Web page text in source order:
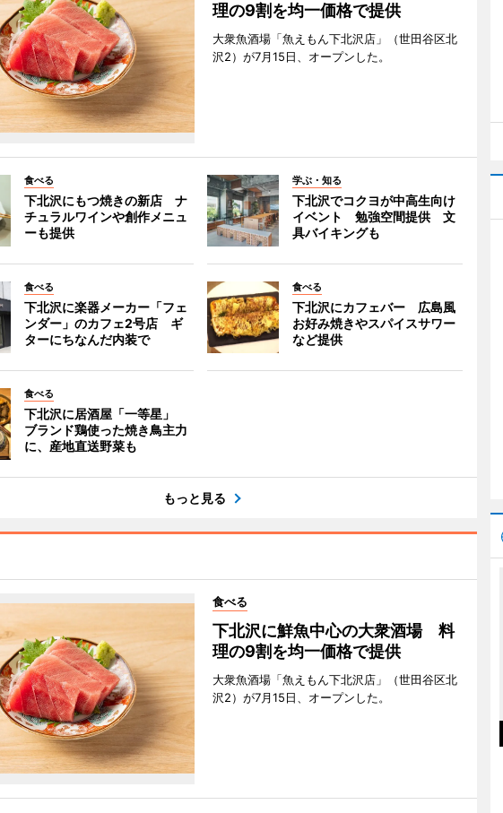
理の9割を均一価格で提供
大衆魚酒場「魚えもん下北沢店」（世田谷区北
沢2）が7月15日、オープンした。
食べる
下北沢にもつ焼きの新店 ナ
チュラルワインや創作メニュ
ーも提供
学ぶ・知る
下北沢でコクヨが中高生向け
イベント 勉強空間提供 文
具バイキングも
食べる
下北沢に楽器メーカー「フェ
ンダー」のカフェ2号店 ギ
ターにちなんだ内装で
食べる
下北沢にカフェバー 広島風
お好み焼きやスパイスサワー
など提供
食べる
下北沢に居酒屋「一等星」
ブランド鶏使った焼き鳥主力
に、産地直送野菜も
もっと見る
食べる
下北沢に鮮魚中心の大衆酒場 料
理の9割を均一価格で提供
大衆魚酒場「魚えもん下北沢店」（世田谷区北
沢2）が7月15日、オープンした。